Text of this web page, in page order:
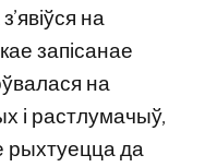
на
запісанае
на
і растлумачыў,
рыхтуецца да